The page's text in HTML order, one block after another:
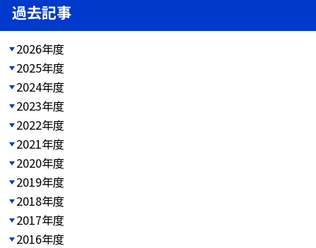
過去記事
2026年度
2025年度
2024年度
2023年度
2022年度
2021年度
2020年度
2019年度
2018年度
2017年度
2016年度